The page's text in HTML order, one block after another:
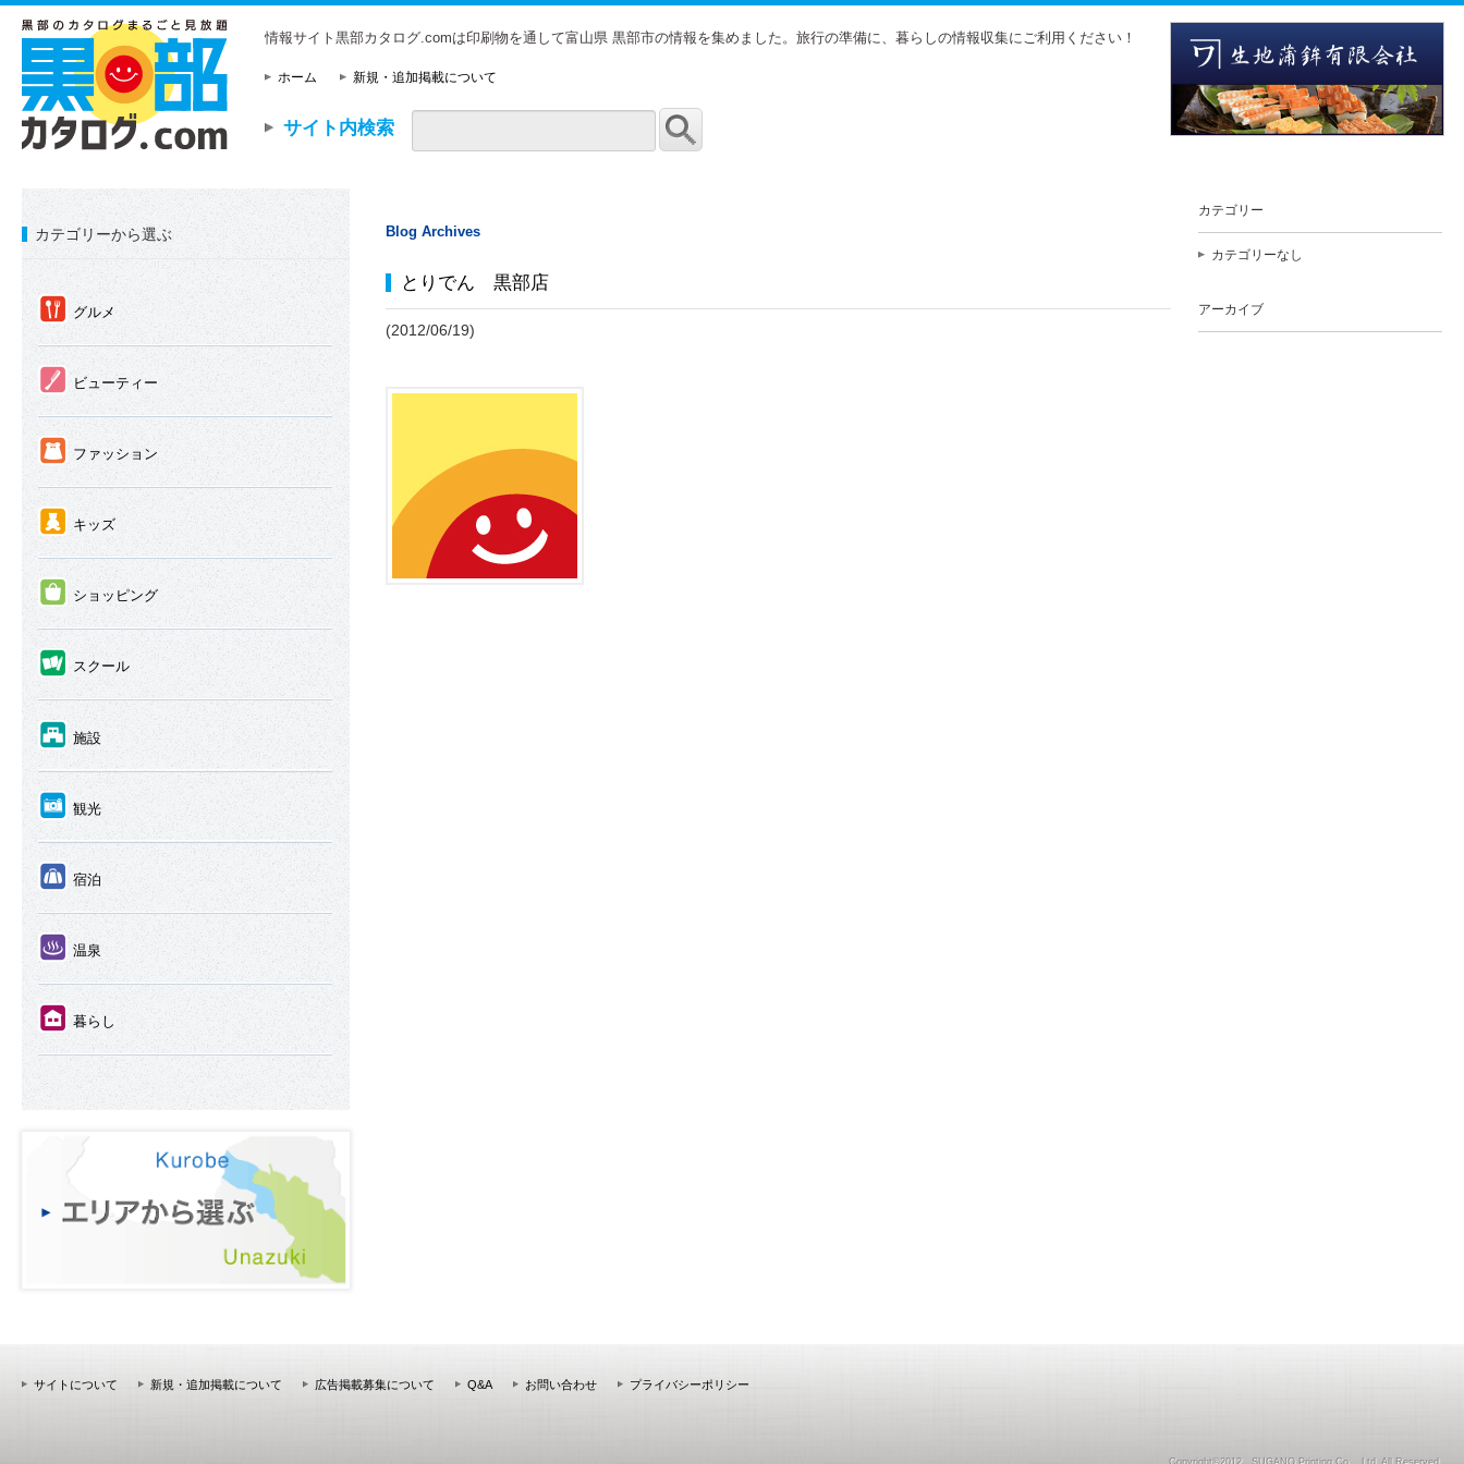
情報サイト黒部カタログ.comは印刷物を通して富山県 黒部市の情報を集めました。旅行の準備に、暮らしの情報収集にご利用ください！
ホーム 新規・追加掲載について
サイト内検索
カテゴリーから選ぶ
① グルメ
② ビューティー
③ ファッション
④ キッズ
⑤ ショッピング
⑥ スクール
⑦ 施設
⑧ 観光
⑨ 宿泊
⑩ 温泉
⑪ 暮らし
Blog Archives
とりでん 黒部店
(2012/06/19)
カテゴリー
カテゴリーなし
アーカイブ
サイトについて 新規・追加掲載について 広告掲載募集について Q&A お問い合わせ プライバシーポリシー